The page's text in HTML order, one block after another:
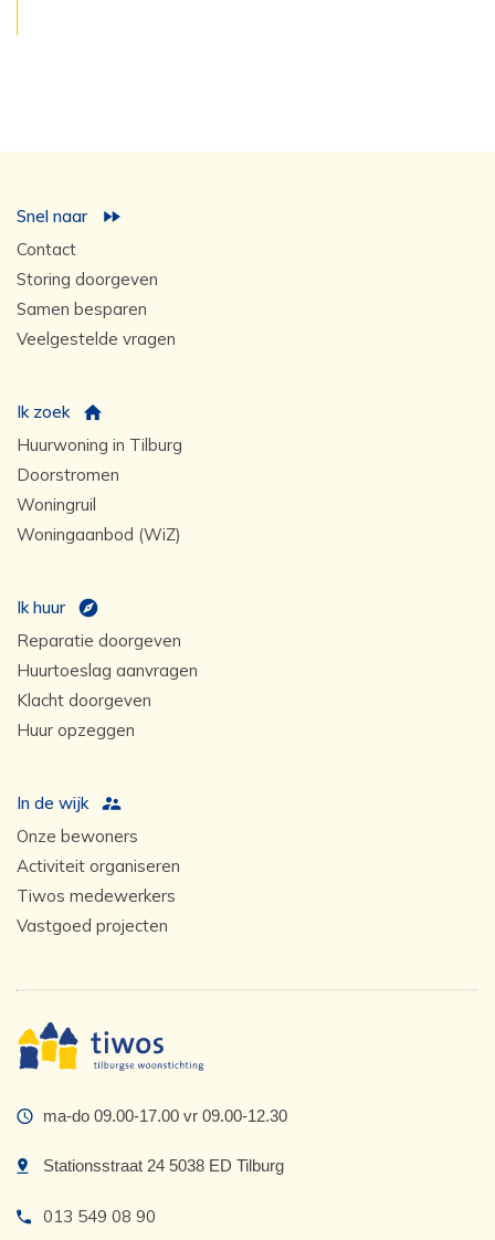
Snel naar
Contact
Storing doorgeven
Samen besparen
Veelgestelde vragen
Ik zoek
Huurwoning in Tilburg
Doorstromen
Woningruil
Woningaanbod (WiZ)
Ik huur
Reparatie doorgeven
Huurtoeslag aanvragen
Klacht doorgeven
Huur opzeggen
In de wijk
Onze bewoners
Activiteit organiseren
Tiwos medewerkers
Vastgoed projecten
ma-do 09.00-17.00 vr 09.00-12.30
Stationsstraat 24 5038 ED Tilburg
013 549 08 90